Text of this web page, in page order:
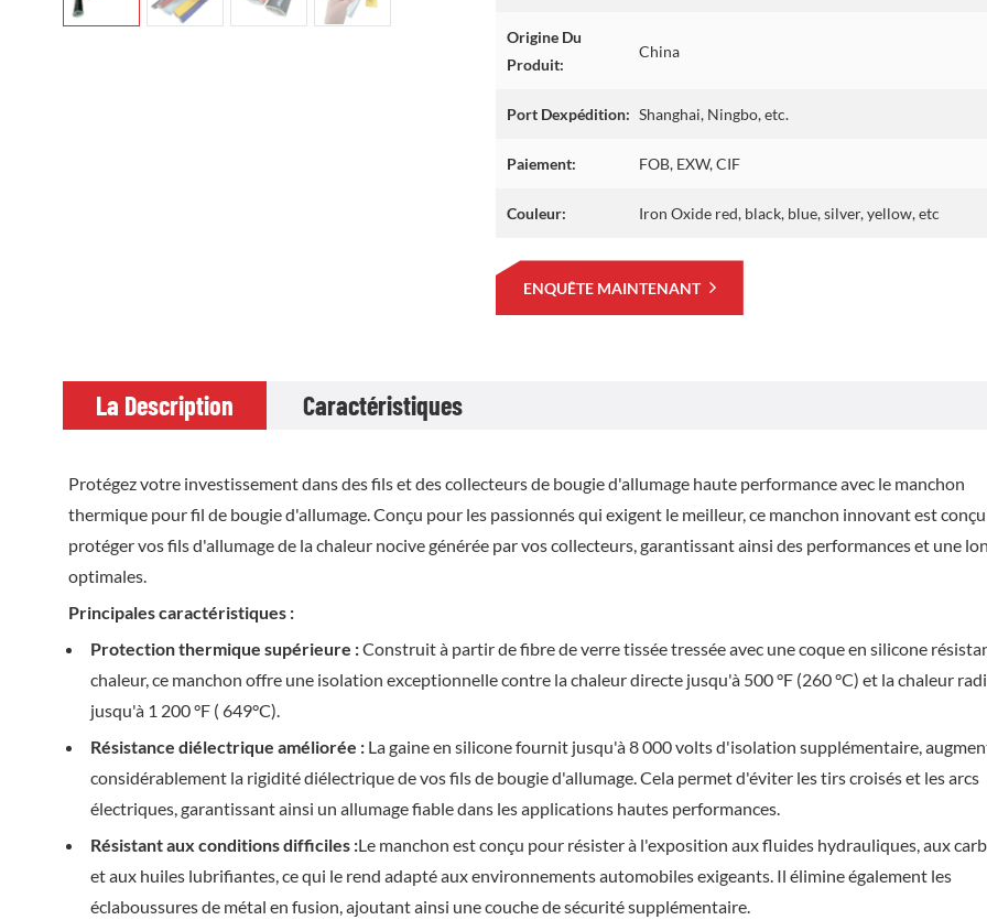
Origine Du
Produit:
China
Port Dexpédition: Shanghai, Ningbo, etc.
Paiement: FOB, EXW, CIF
Couleur: Iron Oxide red, black, blue, silver, yellow, etc
ENQUÊTE MAINTENANT
La Description Caractéristiques
Protégez votre investissement dans des fils et des collecteurs de bougie d'allumage haute performance avec le manchon
thermique pour fil de bougie d'allumage. Conçu pour les passionnés qui exigent le meilleur, ce manchon innovant est
protéger vos fils d'allumage de la chaleur nocive générée par vos collecteurs, garantissant ainsi des performances et une
optimales.
Principales caractéristiques :
Protection thermique supérieure :Construit à partir de fibre de verre tissée tressée avec une coque en silicone
chaleur, ce manchon offre une isolation exceptionnelle contre la chaleur directe jusqu'à 500 °F (260 °C) et la chaleur
jusqu'à 1 200 °F ( 649°C).
Résistance diélectrique améliorée : La gaine en silicone fournit jusqu'à 8 000 volts d'isolation supplémentaire,
considérablement la rigidité diélectrique de vos fils de bougie d'allumage. Cela permet d'éviter les tirs croisés et les arcs
électriques, garantissant ainsi un allumage fiable dans les applications hautes performances.
Résistant aux conditions difficiles :Le manchon est conçu pour résister à l'exposition aux fluides hydrauliques, aux
et aux huiles lubrifiantes, ce qui le rend adapté aux environnements automobiles exigeants. Il élimine également les
éclaboussures de métal en fusion, ajoutant ainsi une couche de sécurité supplémentaire.